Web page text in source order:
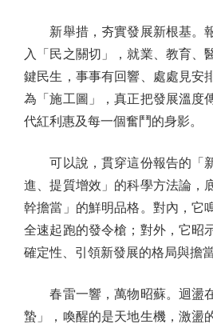
新舉措，夯實發展新根基。
入「民之關切」，就業、教育、
鍵民生，事事有回響、處處見安
為「施工圖」，真正把發展溫度
代紅利惠及每一個奮鬥的身影。
可以說，貫穿這份報告的「
進、提質增效」的科學方法論，
幹擔當」的鮮明品格。對內，它
全速起跑的發令槍；對外，它昭
確定性、引領新發展的格局與擔當
春雷一響，萬物昭蘇。迴盪
蟄」，喚醒的是天地生機，激盪